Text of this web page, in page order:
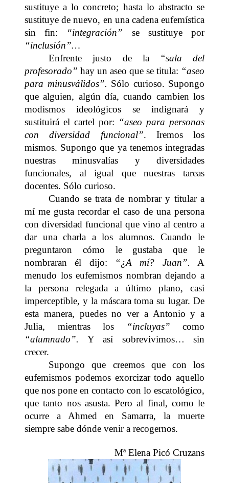
sustituye a lo concreto; hasta lo abstracto se
sustituye de nuevo, en una cadena eufemística
sin fin: “integración” se sustituye por
“inclusión”…
Enfrente justo de la
“sala del
profesorado” hay un aseo que se titula: “aseo
para minusválidos”. Sólo curioso. Supongo
que alguien, algún día, cuando cambien los
modismos ideológicos se indignará y
sustituirá el cartel por: “aseo para personas
con diversidad funcional”. Iremos los
mismos. Supongo que ya tenemos integradas
nuestras minusvalías y diversidades
funcionales, al igual que nuestras tareas
docentes. Sólo curioso.
Cuando se trata de nombrar y titular a
mí me gusta recordar el caso de una persona
con diversidad funcional que vino al centro a
dar una charla a los alumnos. Cuando le
preguntaron cómo le gustaba que le
nombraran él dijo: “¿A mí? Juan”. A
menudo los eufemismos nombran dejando a
la persona relegada a último plano, casi
imperceptible, y la máscara toma su lugar. De
esta manera, puedes no ver a Antonio y a
Julia, mientras los
“incluyas” como
“alumnado”. Y así sobrevivimos… sin
crecer.
Supongo que creemos que con los
eufemismos podemos exorcizar todo aquello
que nos pone en contacto con lo escatológico,
que tanto nos asusta. Pero al final, como le
ocurre a Ahmed en Samarra, la muerte
siempre sabe dónde venir a recogernos.
Mª Elena Picó Cruzans